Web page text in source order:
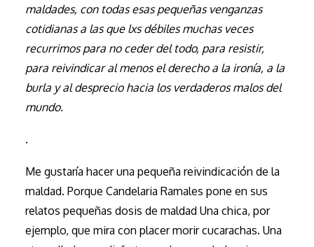
maldades, con todas esas pequeñas venganzas
cotidianas a las que lxs débiles muchas veces
recurrimos para no ceder del todo, para resistir,
para reivindicar al menos el derecho a la ironía, a la
burla y al desprecio hacia los verdaderos malos del
mundo.
.
Me gustaría hacer una pequeña reivindicación de la
maldad. Porque Candelaria Ramales pone en sus
relatos pequeñas dosis de maldad Una chica, por
ejemplo, que mira con placer morir cucarachas. Una